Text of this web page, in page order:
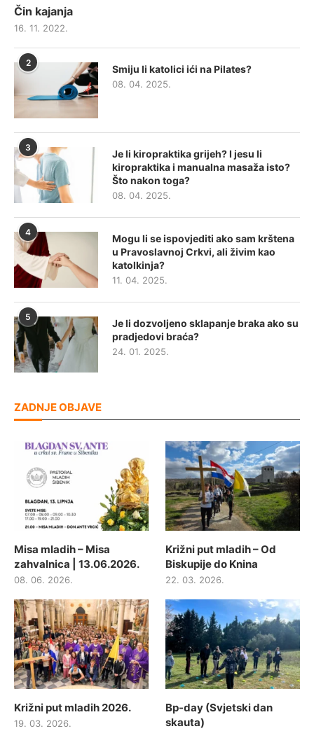
Čin kajanja
16. 11. 2022.
2
Smiju li katolici ići na Pilates?
08. 04. 2025.
3
Je li kiropraktika grijeh? I jesu li
kiropraktika i manualna masaža isto?
Što nakon toga?
08. 04. 2025.
4
Mogu li se ispovjediti ako sam krštena
u Pravoslavnoj Crkvi, ali živim kao
katolkinja?
11. 04. 2025.
5
Je li dozvoljeno sklapanje braka ako su
pradjedovi braća?
24. 01. 2025.
ZADNJE OBJAVE
Misa mladih – Misa
zahvalnica | 13.06.2026.
08. 06. 2026.
Križni put mladih – Od
Biskupije do Knina
22. 03. 2026.
Križni put mladih 2026.
19. 03. 2026.
Bp-day (Svjetski dan
skauta)